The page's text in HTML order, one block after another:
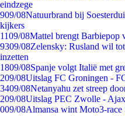
eindzege
909/08Natuurbrand bij
kijkers
1109/08Mattel brengt Barbiepop
9309/08Zelensky: Rusland wil
inzetten
1809/08Spanje volgt Italië met
209/08Uitslag FC Groningen -
3409/08Netanyahu zet streep
209/08Uitslag PEC Zwolle - Ajax
009/08Almansa wint Moto3-